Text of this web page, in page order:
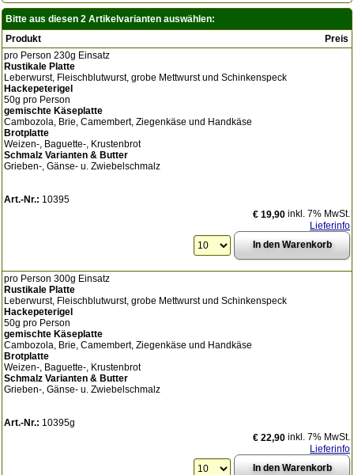
Bitte aus diesen 2 Artikelvarianten auswählen:
Produkt
Preis
pro Person 230g Einsatz
Rustikale Platte
Leberwurst, Fleischblutwurst, grobe Mettwurst und Schinkenspeck
Hackepeterigel
50g pro Person
gemischte Käseplatte
Cambozola, Brie, Camembert, Ziegenkäse und Handkäse
Brotplatte
Weizen-, Baguette-, Krustenbrot
Schmalz Varianten & Butter
Grieben-, Gänse- u. Zwiebelschmalz
Art.-Nr.: 10395
€ 19,90 inkl. 7% MwSt.
Lieferinfo
pro Person 300g Einsatz
Rustikale Platte
Leberwurst, Fleischblutwurst, grobe Mettwurst und Schinkenspeck
Hackepeterigel
50g pro Person
gemischte Käseplatte
Cambozola, Brie, Camembert, Ziegenkäse und Handkäse
Brotplatte
Weizen-, Baguette-, Krustenbrot
Schmalz Varianten & Butter
Grieben-, Gänse- u. Zwiebelschmalz
Art.-Nr.: 10395g
€ 22,90 inkl. 7% MwSt.
Lieferinfo